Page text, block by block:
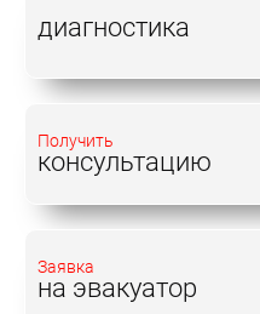
диагностика
Получить
консультацию
Заявка
на эвакуатор